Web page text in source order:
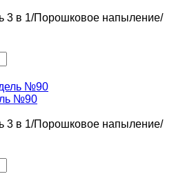
3 в 1/Порошковое напыление/
№90
3 в 1/Порошковое напыление/